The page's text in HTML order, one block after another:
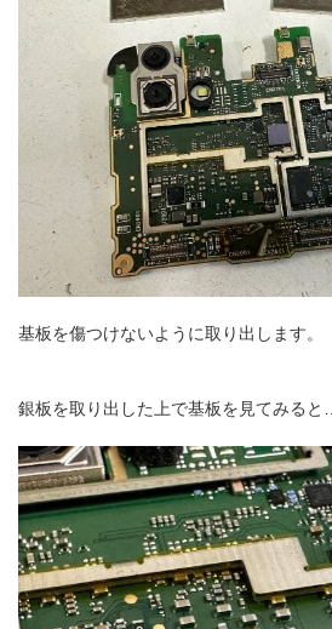
基板を傷つけないように取り出します。
銀板を取り出した上で基板を見てみると…